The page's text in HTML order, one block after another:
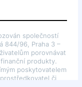
společností
844/96, Praha 3 –
porovnávat
produkty.
poskytovatelem
či